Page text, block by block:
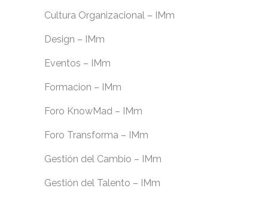
Cultura Organizacional – IMm
Design – IMm
Eventos – IMm
Formacion – IMm
Foro KnowMad – IMm
Foro Transforma – IMm
Gestión del Cambio – IMm
Gestión del Talento – IMm